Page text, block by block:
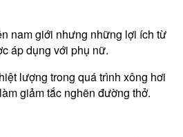
nam giới nhưng những lợi ích từ
áp dụng với phụ nữ.
lượng trong quá trình xông hơi
giảm tắc nghẽn đường thở.